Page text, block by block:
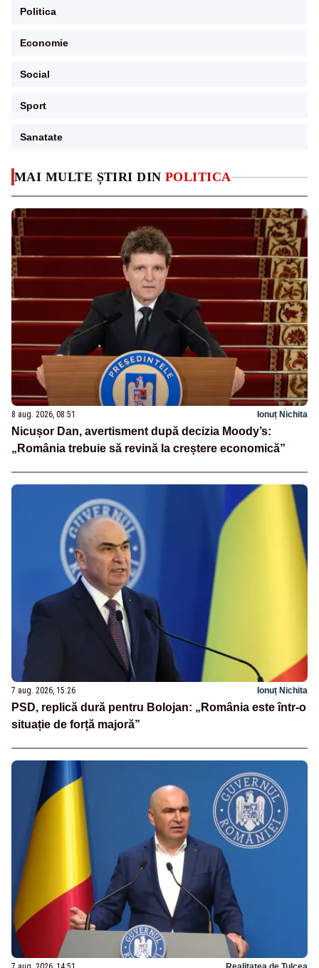
MAI MULTE ȘTIRI DIN POLITICA
8 aug. 2026, 08:51 Ionuț Nichita
Nicușor Dan, avertisment după decizia Moody’s:
„România trebuie să revină la creștere economică”
7 aug. 2026, 15:26 Ionuț Nichita
PSD, replică dură pentru Bolojan: „România este într-o
situație de forță majoră”
Politica
Economie
Social
Sport
Sanatate